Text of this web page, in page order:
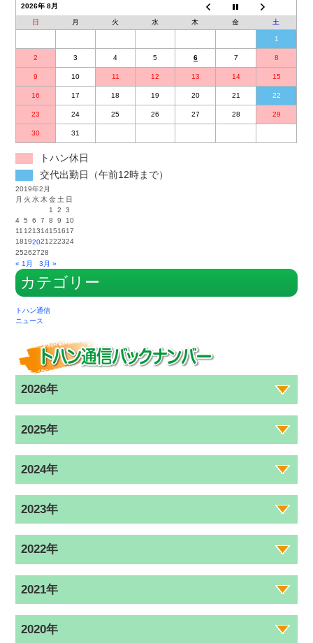
2026年 8月
日 月 火 水 木 金 土
1
2 3 4 5 6 7 8
9 10 11 12 13 14 15
16 17 18 19 20 21 22
23 24 25 26 27 28 29
30 31
トハン休日
交代出勤日（午前12時まで）
2019年2月
月 火 水 木 金 土 日
1
2
3
4 5 6 7 8 9
10
11 121314151617
18192021222324
25262728
« 1月
3月 »
カテゴリー
トハン通信
ニュース
2026年
2025年
2024年
2023年
2022年
2021年
2020年